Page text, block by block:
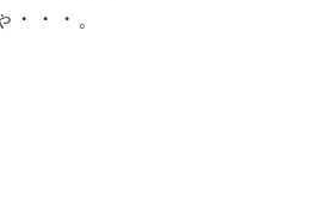
・・。